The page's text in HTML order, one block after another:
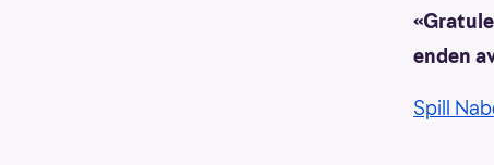
enden
Spill